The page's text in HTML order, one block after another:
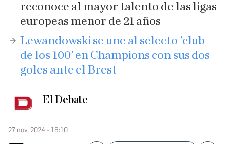
reconoce al mayor talento de las ligas
europeas menor de 21 años
Lewandowski se une al selecto 'club
de los 100' en Champions con sus dos
goles ante el Brest
El Debate
27 nov. 2024 - 18:10